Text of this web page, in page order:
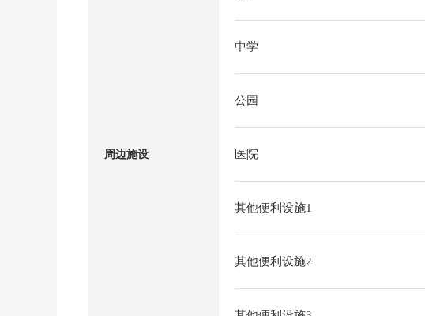
周边施设
中学
公园
医院
其他便利设施1
其他便利设施2